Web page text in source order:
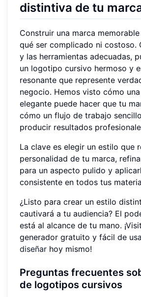
distintiva de tu
Construir una marca
qué ser complicado ni costoso.
y las herramientas adecuadas,
un logotipo cursivo hermoso y
resonante que represente
negocio. Hemos visto cómo
elegante puede hacer que tu
cómo un flujo de trabajo
producir resultados
La clave es elegir un estilo que
personalidad de tu marca,
para un aspecto pulido y
consistente en todos tus
¿Listo para crear un estilo
cautivará a tu audiencia? El
está al alcance de tu mano.
generador gratuito y fácil de
diseñar hoy mismo!
Preguntas frecuentes
de logotipos cursivos